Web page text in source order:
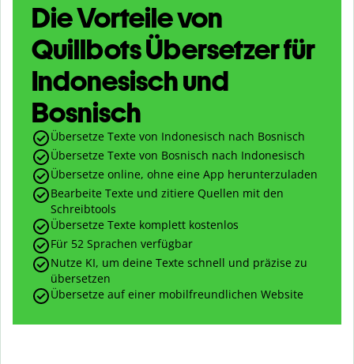
Die Vorteile von
Quillbots Übersetzer für
Indonesisch und
Bosnisch
Übersetze Texte von Indonesisch nach Bosnisch
Übersetze Texte von Bosnisch nach Indonesisch
Übersetze online, ohne eine App herunterzuladen
Bearbeite Texte und zitiere Quellen mit den
Schreibtools
Übersetze Texte komplett kostenlos
Für 52 Sprachen verfügbar
Nutze KI, um deine Texte schnell und präzise zu
übersetzen
Übersetze auf einer mobilfreundlichen Website